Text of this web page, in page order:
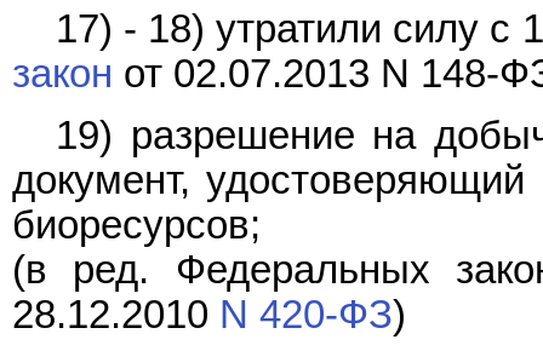
17) - 18) утратили силу с
закон от 02.07.2013 N 148-
19) разрешение на
документ,
биоресурсов;
(в ред. Федеральных
28.12.2010 N 420-ФЗ)